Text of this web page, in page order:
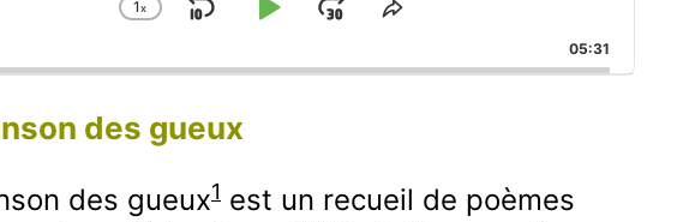
C
a
e
a
1x
S
i
p
a
P
a
a
J
m
o
S
a
s
05:31
des gueux
des gueux1 est un recueil de poèmes